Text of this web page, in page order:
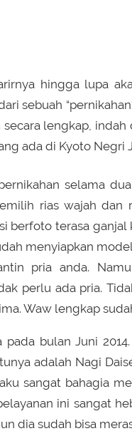
hingga lupa
sebuah
lengkap,
ada di Kyoto Negri
selama
rias wajah
berfoto terasa
menyiapkan
pria anda.
perlu ada pria.
Waw lengkap
bulan Juni
adalah Nagi
sangat bahagia
ini sangat
dia sudah bisa